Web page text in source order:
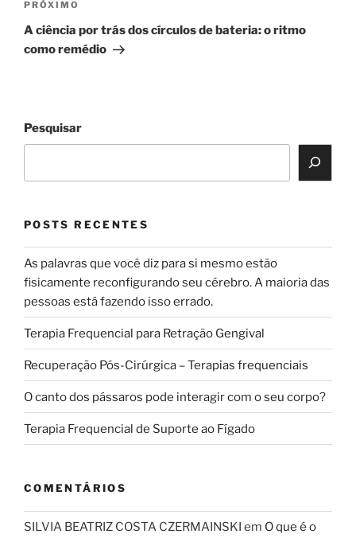
Próximo
post
PRÓXIMO
A ciência por trás dos círculos de bateria: o ritmo
como remédio
Pesquisar
POSTS RECENTES
As palavras que você diz para si mesmo estão
fisicamente reconfigurando seu cérebro. A maioria das
pessoas está fazendo isso errado.
Terapia Frequencial para Retração Gengival
Recuperação Pós-Cirúrgica – Terapias frequenciais
O canto dos pássaros pode interagir com o seu corpo?
Terapia Frequencial de Suporte ao Fígado
COMENTÁRIOS
SILVIA BEATRIZ COSTA CZERMAINSKI em O que é o